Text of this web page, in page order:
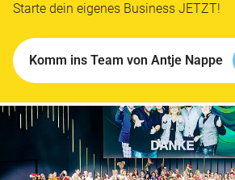
Starte dein eigenes Business JETZT!
Komm ins Team von Antje Nappe